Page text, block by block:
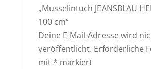
„Musselintuch JEANSBLAU
100 cm“
Deine E-Mail-Adresse wird
veröffentlicht. Erforderliche
mit * markiert